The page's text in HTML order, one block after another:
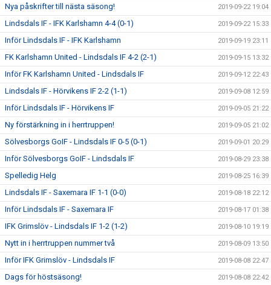
Nya påskrifter till nästa säsong! 2019-09-22 19:04
Lindsdals IF - IFK Karlshamn 4-4 (0-1) 2019-09-22 15:33
Inför Lindsdals IF - IFK Karlshamn 2019-09-19 23:11
FK Karlshamn United - Lindsdals IF 4-2 (2-1) 2019-09-15 13:32
Inför FK Karlshamn United - Lindsdals IF 2019-09-12 22:43
Lindsdals IF - Hörvikens IF 2-2 (1-1) 2019-09-08 12:59
Inför Lindsdals IF - Hörvikens IF 2019-09-05 21:22
Ny förstärkning in i herrtruppen! 2019-09-05 21:02
Sölvesborgs GoIF - Lindsdals IF 0-5 (0-1) 2019-09-01 20:29
Inför Sölvesborgs GoIF - Lindsdals IF 2019-08-29 23:38
Spelledig Helg 2019-08-25 16:39
Lindsdals IF - Saxemara IF 1-1 (0-0) 2019-08-18 22:12
Inför Lindsdals IF - Saxemara IF 2019-08-17 01:38
IFK Grimslöv - Lindsdals IF 1-2 (1-2) 2019-08-10 19:19
Nytt in i herrtruppen nummer två 2019-08-09 13:50
Inför IFK Grimslöv - Lindsdals IF 2019-08-08 22:47
Dags för höstsäsong! 2019-08-08 22:42